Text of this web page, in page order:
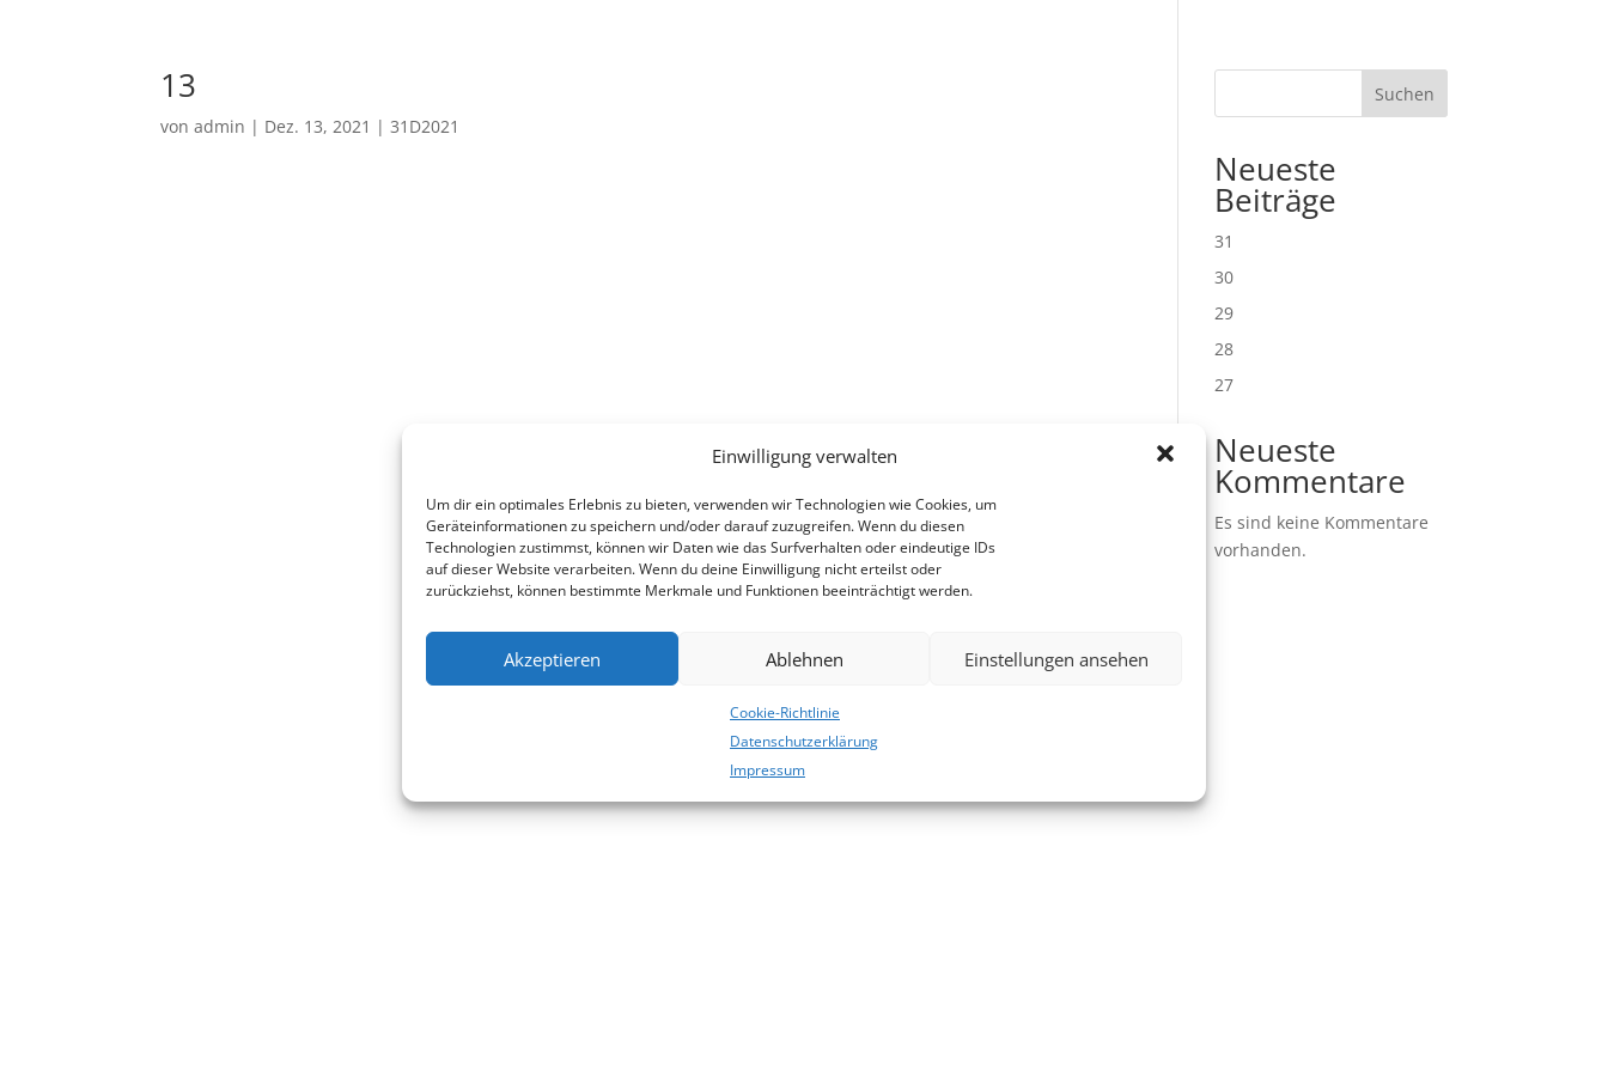
Einwilligung verwalten
Um dir ein optimales Erlebnis zu bieten, verwenden wir Technologien wie Cookies, um
Geräteinformationen zu speichern und/oder darauf zuzugreifen. Wenn du diesen
Technologien zustimmst, können wir Daten wie das Surfverhalten oder eindeutige IDs
auf dieser Website verarbeiten. Wenn du deine Einwilligung nicht erteilst oder
zurückziehst, können bestimmte Merkmale und Funktionen beeinträchtigt werden.
Akzeptieren Ablehnen Einstellungen ansehen
Cookie-Richtlinie
Datenschutzerklärung
Impressum
13
vonadmin | Dez. 13, 2021 |31D2021
Suchen
Neueste
Beiträge
31
30
29
28
27
Neueste
Kommentare
Es sind keine Kommentare
vorhanden.